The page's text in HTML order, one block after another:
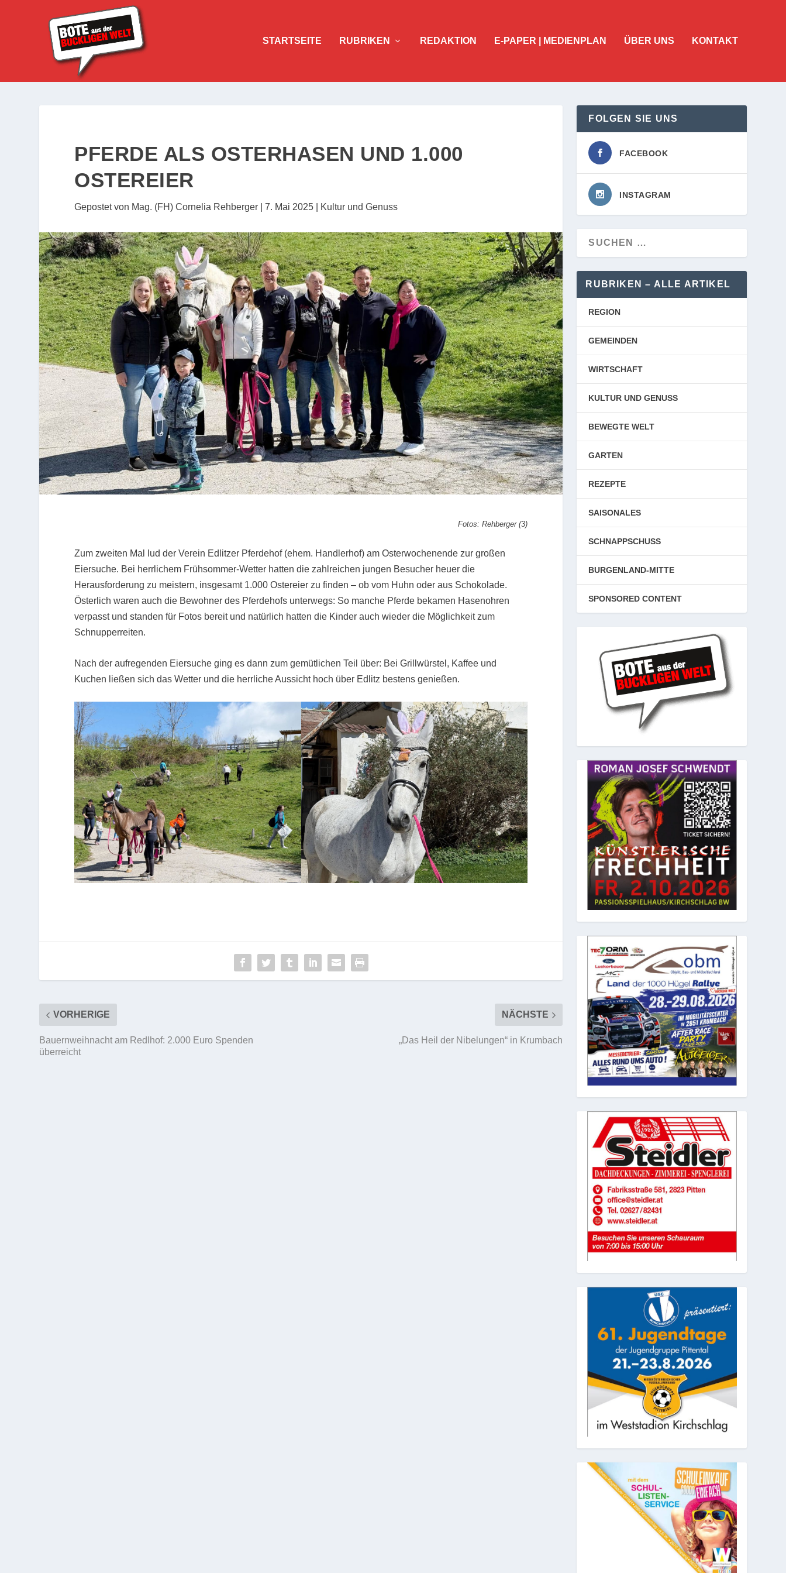
STARTSEITE RUBRIKEN REDAKTION E-PAPER | MEDIENPLAN ÜBER UNS KONTAKT
PFERDE ALS OSTERHASEN UND 1.000
OSTEREIER
Gepostet von Mag. (FH) Cornelia Rehberger |7. Mai 2025 Kultur und Genuss
Fotos: Rehberger (3)
Zum zweiten Mal lud der Verein Edlitzer Pferdehof (ehem. Handlerhof) am Osterwochenende zur großen
Eiersuche. Bei herrlichem Frühsommer-Wetter hatten die zahlreichen jungen Besucher heuer die
Herausforderung zu meistern, insgesamt 1.000 Ostereier zu finden – ob vom Huhn oder aus Schokolade.
Österlich waren auch die Bewohner des Pferdehofs unterwegs: So manche Pferde bekamen Hasenohren
verpasst und standen für Fotos bereit und natürlich hatten die Kinder auch wieder die Möglichkeit zum
Schnupperreiten.
Nach der aufregenden Eiersuche ging es dann zum gemütlichen Teil über: Bei Grillwürstel, Kaffee und
Kuchen ließen sich das Wetter und die herrliche Aussicht hoch über Edlitz bestens genießen.
VORHERIGE
Bauernweihnacht am Redlhof: 2.000 Euro Spenden
überreicht
NÄCHSTE
„Das Heil der Nibelungen“ in Krumbach
FOLGEN SIE UNS
FACEBOOK
INSTAGRAM
RUBRIKEN – ALLE ARTIKEL
REGION
GEMEINDEN
WIRTSCHAFT
KULTUR UND GENUSS
BEWEGTE WELT
GARTEN
REZEPTE
SAISONALES
SCHNAPPSCHUSS
BURGENLAND-MITTE
SPONSORED CONTENT